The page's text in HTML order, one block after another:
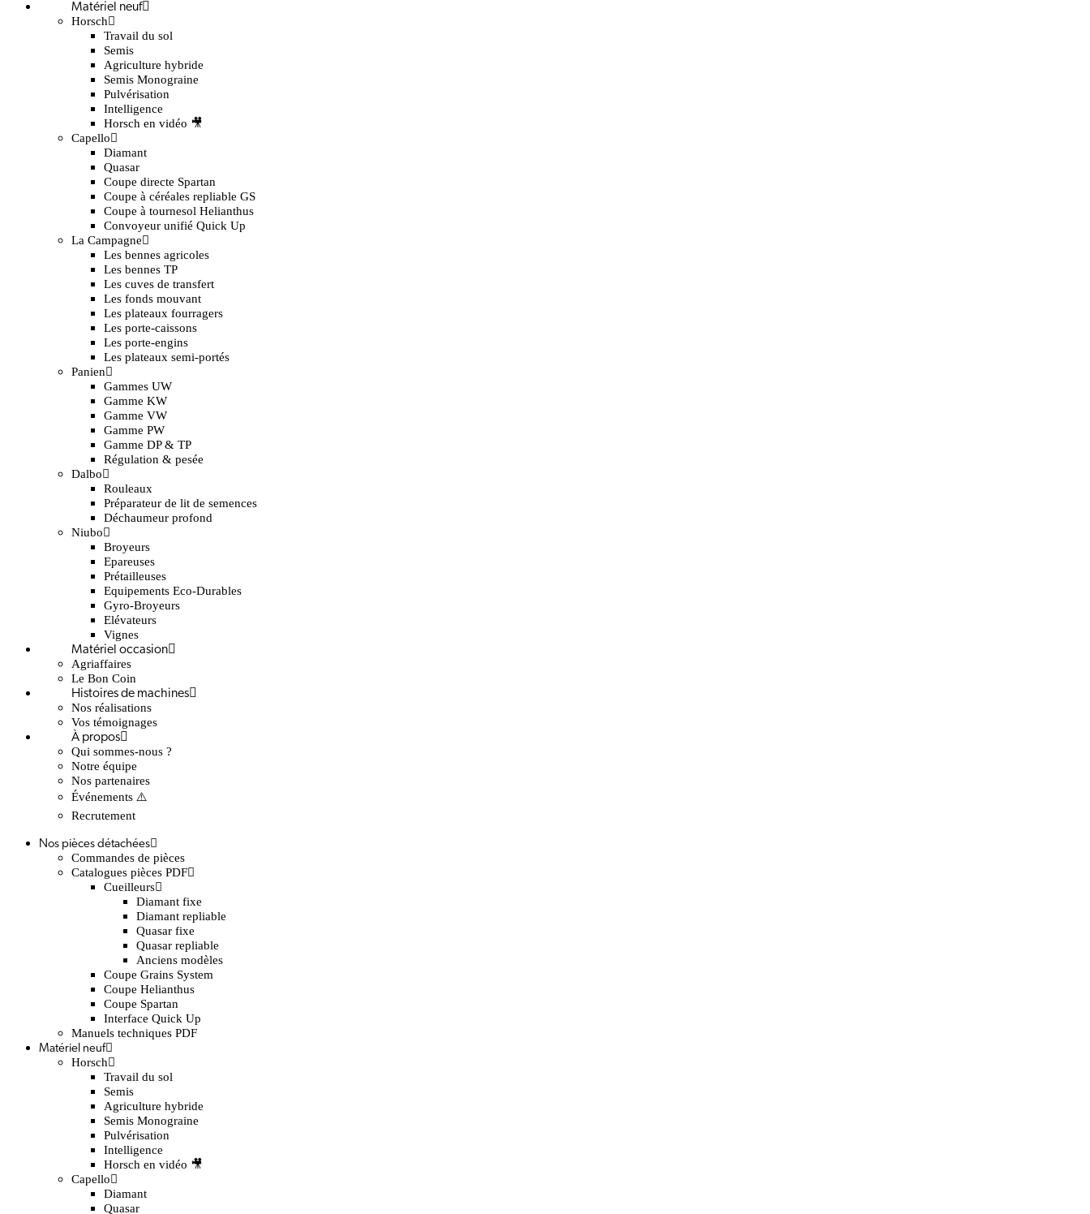
Matériel neuf
Horsch
Travail du sol
Semis
Agriculture hybride
Semis Monograine
Pulvérisation
Intelligence
Horsch en vidéo 🎥
Capello
Diamant
Quasar
Coupe directe Spartan
Coupe à céréales repliable GS
Coupe à tournesol Helianthus
Convoyeur unifié Quick Up
La Campagne
Les bennes agricoles
Les bennes TP
Les cuves de transfert
Les fonds mouvant
Les plateaux fourragers
Les porte-caissons
Les porte-engins
Les plateaux semi-portés
Panien
Gammes UW
Gamme KW
Gamme VW
Gamme PW
Gamme DP & TP
Régulation & pesée
Dalbo
Rouleaux
Préparateur de lit de semences
Déchaumeur profond
Niubo
Broyeurs
Epareuses
Prétailleuses
Equipements Eco-Durables
Gyro-Broyeurs
Elévateurs
Vignes
Matériel occasion
Agriaffaires
Le Bon Coin
Histoires de machines
Nos réalisations
Vos témoignages
À propos
Qui sommes-nous ?
Notre équipe
Nos partenaires
Événements ⚠️
Recrutement
Nos pièces détachées
Commandes de pièces
Catalogues pièces PDF
Cueilleurs
Diamant fixe
Diamant repliable
Quasar fixe
Quasar repliable
Anciens modèles
Coupe Grains System
Coupe Helianthus
Coupe Spartan
Interface Quick Up
Manuels techniques PDF
Matériel neuf
Horsch
Travail du sol
Semis
Agriculture hybride
Semis Monograine
Pulvérisation
Intelligence
Horsch en vidéo 🎥
Capello
Diamant
Quasar